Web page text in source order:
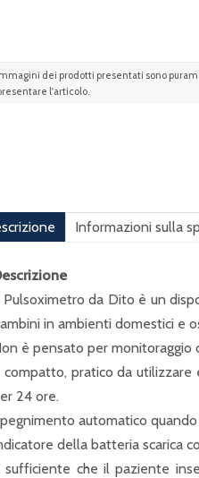
dei prodotti presentati sono
l'articolo.
Informazioni sulla
Pulsoximetro da Dito è un
in ambienti domestici e
è pensato per monitoraggio
compatto, pratico da
24 ore.
automatico
della batteria scarica
sufficiente che il paziente